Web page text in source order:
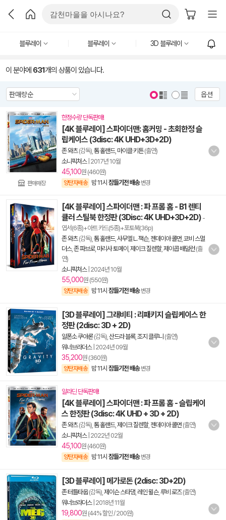
블루레이 블루레이 3D 블루레이
이 분야에 631개의 상품이 있습니다.
옵션
판매매장
한정수량 단독판매!
[4K 블루레이] 스파이더맨: 홈커밍 - 초회한정 슬
립케이스 (3disc: 4K UHD+3D+2D)
존 와츠(감독), 톰 홀랜드, 마이클 키튼(출연)
소니픽쳐스| 2017년 10월
45,100원 (460원)
양탄자배송 밤 11시 잠들기전 배송 변경
[4K 블루레이] 스파이더맨 : 파 프롬 홈 - B1 렌티
큘러 스틸북 한정판 (3Disc: 4K UHD+3D+2D) -
엽서(6종)+아트 카드(5종)+포토북(36p)
존 와츠(감독), 톰 홀랜드, 사무엘 L. 잭슨, 젠데이아 콜먼 코비 스멀
더스, 존 파브로, 마리사 토메이 제이크 질렌할, 제이콥 배덜런(출
연)
소니픽쳐스| 2024년 10월
55,000원 (550원)
양탄자배송 밤 11시 잠들기전 배송 변경
[3D 블루레이] 그래비티 : 리패키지 슬립케이스 한
정판 (2disc: 3D + 2D)
알폰소 쿠아론(감독), 산드라 블록, 조지 클루니 (출연)
워너브라더스| 2024년 09월
35,200원 (360원)
양탄자배송 밤 11시 잠들기전 배송 변경
알라딘 단독판매!
[4K 블루레이] 스파이더맨 : 파 프롬 홈 - 슬립케이
스 한정판 (3disc: 4K UHD + 3D + 2D)
존 와츠(감독), 톰 홀랜드, 제이크 질렌할, 젠데이아 콜먼 (출연)
소니픽쳐스| 2022년 02월
45,100원 (460원)
양탄자배송 밤 11시 잠들기전 배송 변경
[3D 블루레이] 메가로돈 (2disc: 3D+2D)
존 터틀타웁(감독), 제이슨 스타댐 레인 윌슨, 루비 로즈(출연)
워너브라더스| 2018년 11월
19,800원 (44% 할인 / 200원)